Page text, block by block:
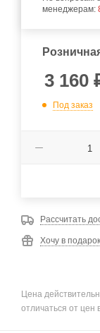
менеджерам:
3 160
Под заказ
Рассчитать
Хочу в подарок
Цена
отличаться от цен